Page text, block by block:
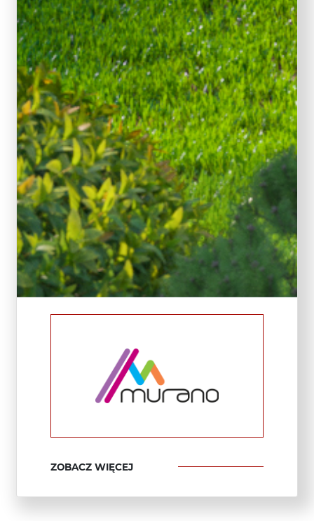
ZOBACZ WIĘCEJ